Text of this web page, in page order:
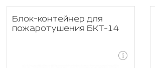
Блок-контейнер для
пожаротушения БКТ-14